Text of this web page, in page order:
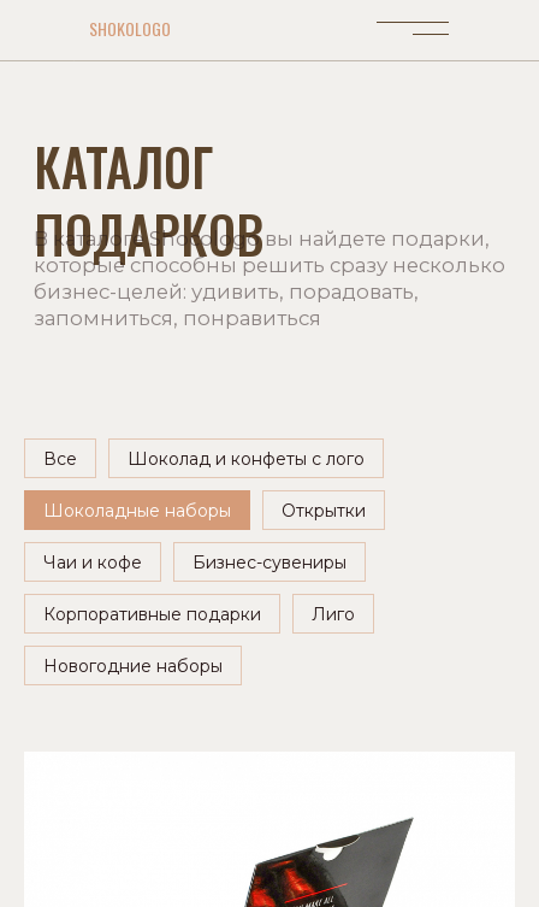
SHOKOLOGO
ПОДАРКОВ
В каталоге Shocologo вы найдете подарки,
которые способны решить сразу несколько
запомниться, понравиться
Все Шоколад и конфеты с лого
Шоколадные наборы Открытки
Чаи и кофе Бизнес-сувениры
Корпоративные подарки Лиго
Новогодние наборы